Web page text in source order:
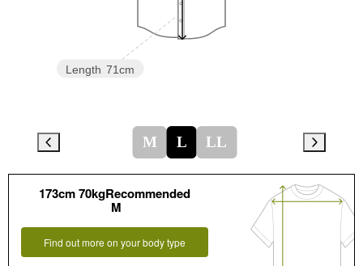
Length 71cm
M L LL
173cm 70kgRecommended
M
Find out more on your body type